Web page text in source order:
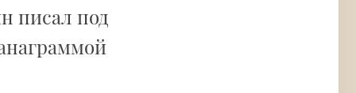
писал под